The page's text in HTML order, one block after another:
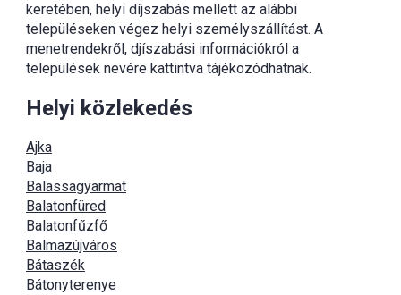
keretében, helyi díjszabás mellett az alábbi
településeken végez helyi személyszállítást. A
menetrendekről, djíszabási információkról a
települések nevére kattintva tájékozódhatnak.
Helyi közlekedés
Ajka
Baja
Balassagyarmat
Balatonfüred
Balatonfűzfő
Balmazújváros
Bátaszék
Bátonyterenye